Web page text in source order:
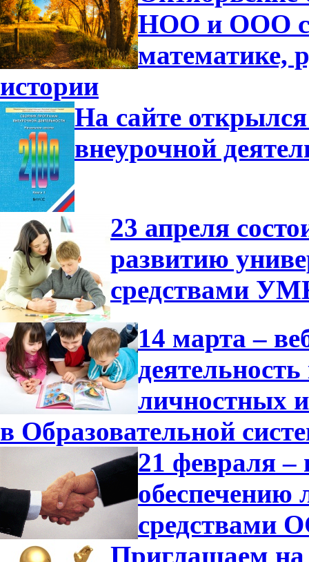
НОО и ООО
математике,
истории
На сайте
внеурочной
23 апреля
развитию
средствами
14 марта –
личностных
в Образовательной
21 февраля
обеспечению
средствами
Приглашаем на